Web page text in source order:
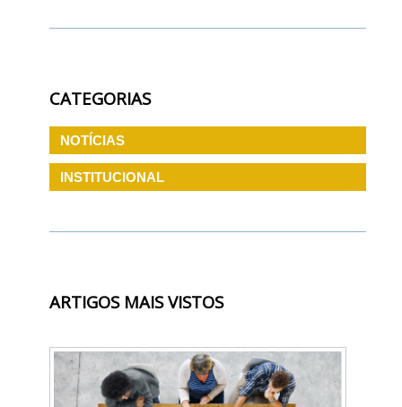
CATEGORIAS
NOTÍCIAS
INSTITUCIONAL
ARTIGOS MAIS VISTOS